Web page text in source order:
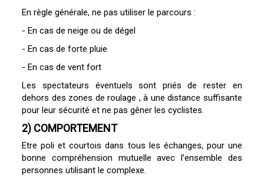
En règle générale, ne pas utiliser le parcours :
- En cas de neige ou de dégel
- En cas de forte pluie
- En cas de vent fort
Les spectateurs éventuels sont priés de rester en
dehors des zones de roulage , à une distance suffisante
pour leur sécurité et ne pas gêner les cyclistes.
2) COMPORTEMENT
Etre poli et courtois dans tous les échanges, pour une
bonne compréhension mutuelle avec l’ensemble des
personnes utilisant le complexe.